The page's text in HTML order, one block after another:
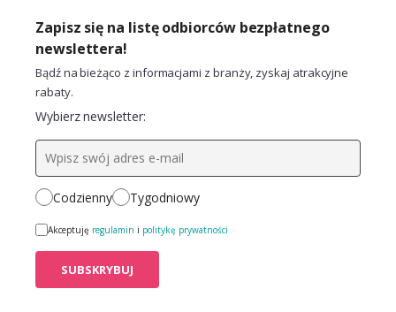
Zapisz się na listę odbiorców bezpłatnego
newslettera!
Bądź na bieżąco z informacjami z branży, zyskaj atrakcyjne
rabaty.
Wybierz newsletter:
Codzienny Tygodniowy
Akceptuję regulamin i politykę prywatności